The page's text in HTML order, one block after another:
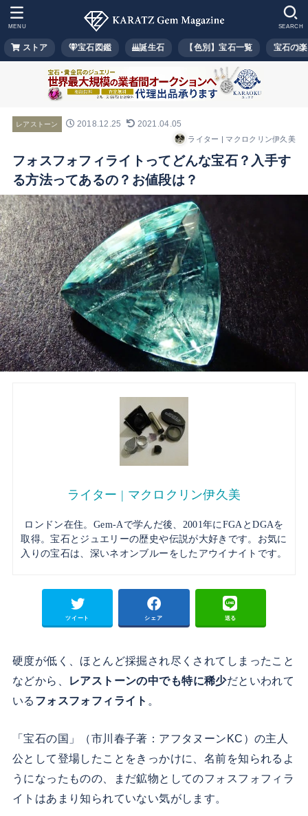
ストア 宝石図鑑 誕生石 【色別】宝石一覧 宝石の
SEARCH
MENU
レアストーン 2018.12.25 2021.04.05
ライター | マクロクリン伊久美
フォスフォフィライトってどんな宝石？入手す
る方法ってあるの？お値段は？
ライター | マクロクリン伊久美
ロンドン在住。Gem-Aで学んだ後、2001年にFGAとDGAを
取得。宝石とジュエリーの歴史や伝説が大好きです。お気に
入りの宝石は、深いネオンブルーをしたアウイナイトです。
ツイート シェア 送る
硬度が低く、ほとんど採掘され尽くされてしまったこと
などから、
レアストーンの中でも特に稀少だといわれて
いる フォスフォフィライト 。
「宝石の国」（市川春子著：アフタヌーンKC）の主人
公として登場したことをきっかけに、名前を知られるよ
うになったものの、まだ鉱物としてのフォスフォフィラ
イトはあまり知られていない気がします。